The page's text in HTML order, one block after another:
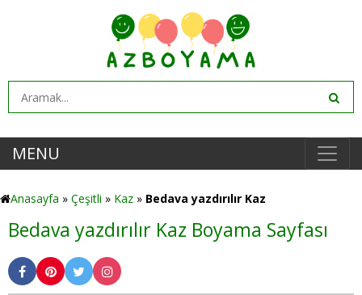
MENU
Anasayfa » Çeşitli » Kaz » Bedava yazdırılır Kaz
Bedava yazdırılır Kaz Boyama Sayfası